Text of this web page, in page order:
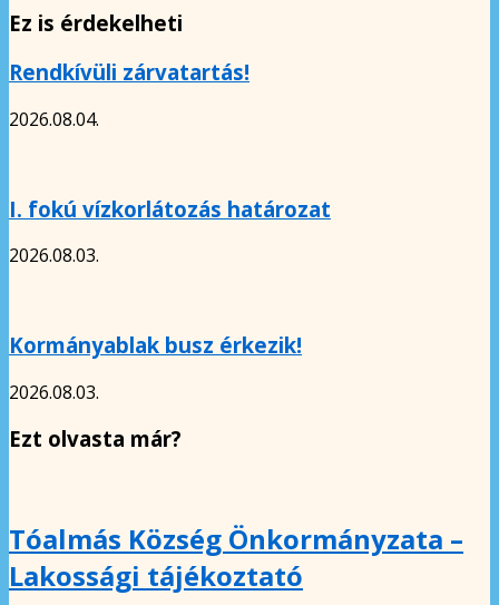
Ez is érdekelheti
Rendkívüli zárvatartás!
2026.08.04.
I. fokú vízkorlátozás határozat
2026.08.03.
Kormányablak busz érkezik!
2026.08.03.
Ezt olvasta már?
Tóalmás Község Önkormányzata –
Lakossági tájékoztató